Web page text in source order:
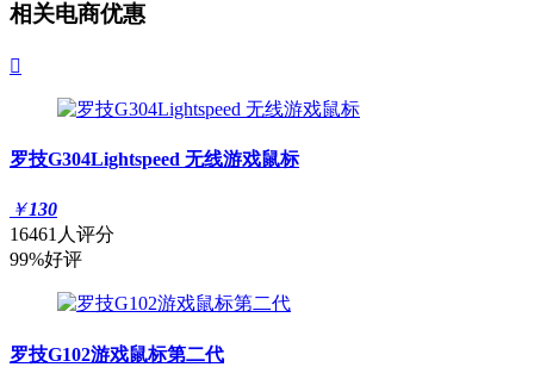
相关电商优惠

罗技G304Lightspeed 无线游戏鼠标
￥130
16461人评分
99%好评
罗技G102游戏鼠标第二代